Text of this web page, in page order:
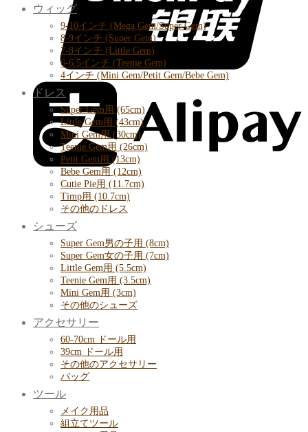
ウィッグ
9-10インチ (Mega Gem/Super Gem)
8-9インチ (Super Gem)
7-8インチ (Little Gem)
6-6.5インチ (Teenie Gem)
4インチ (Mini Gem/Petit Gem/Bebe Gem)
ドレス
Super Gem用 (65cm)
Little Gem用 (43cm)
Mini Gem用 (30cm)
Teenie Gem用 (26cm)
Petit Gem用 (13cm)
Bebe Gem用 (12cm)
Cutie Pie用 (11.7cm)
Timp用 (10.7cm)
その他のドレス
シューズ
Super Gem男の子用 (8cm)
Super Gem女の子用 (7cm)
Little Gem用 (5.5cm)
Teenie Gem用 (3.5cm)
Mini Gem用 (3cm)
その他のシューズ
アクセサリー
60-70cm ドール用
39cm ドール用
その他のアクセサリー
バッグ
ツール
メイク用品
組立てツール